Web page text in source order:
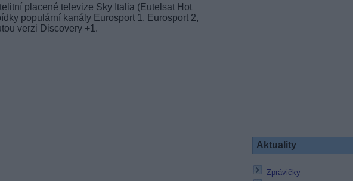
placené televize Sky Italia (Eutelsat Hot
populární kanály Eurosport 1, Eurosport 2,
verzi Discovery +1.
Aktuality
Zprávičky